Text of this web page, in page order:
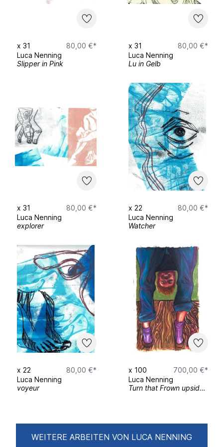
x 31
80,00 €*
Luca Nenning
Slipper in Pink
x 31
80,00 €*
Luca Nenning
Lu in Gelb
x 31
80,00 €*
Luca Nenning
explorer
x 22
80,00 €*
Luca Nenning
Watcher
x 22
80,00 €*
Luca Nenning
voyeur
x 100
700,00 €*
Luca Nenning
Turn that Frown upside down
WEITERE ARBEITEN VON LUCA NENNING